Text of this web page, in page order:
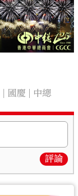
國慶 中總
評論